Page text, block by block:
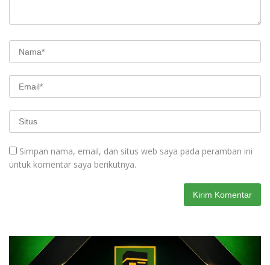
Simpan nama, email, dan situs web saya pada peramban ini
untuk komentar saya berikutnya.